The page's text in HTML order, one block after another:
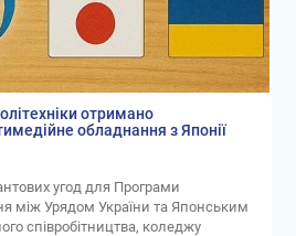
отримано
обладнання з Японії
угод для Програми
між Урядом України та Японським
співробітництва, коледжу